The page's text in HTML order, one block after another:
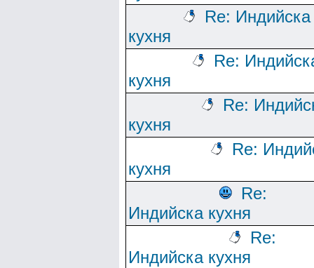
Re: Индийска
кухня
Re:
кухня
Re:
кухня
Re:
кухня
Re:
Индийска кухня
Re:
Индийска кухня